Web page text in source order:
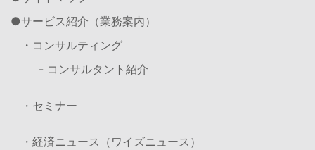
サービス紹介（業務案内）
・コンサルティング
- コンサルタント紹介
・セミナー
・経済ニュース（ワイズニュース）